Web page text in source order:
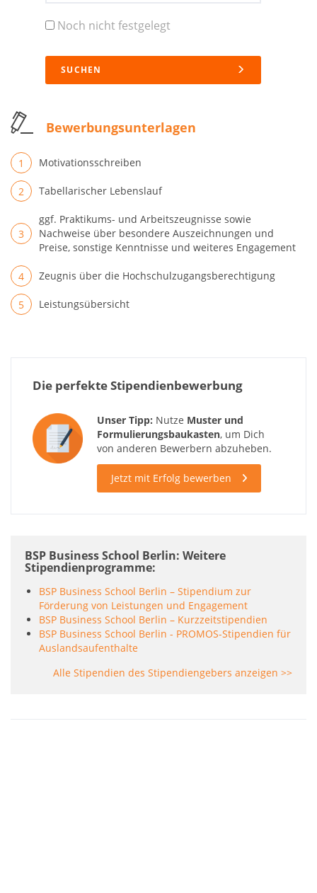
Noch nicht festgelegt
SUCHEN
Bewerbungsunterlagen
Motivationsschreiben
Tabellarischer Lebenslauf
ggf. Praktikums- und Arbeitszeugnisse sowie
Nachweise über besondere Auszeichnungen und
Preise, sonstige Kenntnisse und weiteres Engagement
Zeugnis über die Hochschulzugangsberechtigung
Leistungsübersicht
Die perfekte Stipendienbewerbung
Unser Tipp: Nutze Muster und
Formulierungsbaukasten, um Dich
von anderen Bewerbern abzuheben.
Jetzt mit Erfolg bewerben
BSP Business School Berlin: Weitere
Stipendienprogramme
BSP Business School Berlin – Stipendium zur
Förderung von Leistungen und Engagement
BSP Business School Berlin – Kurzzeitstipendien
BSP Business School Berlin - PROMOS-Stipendien für
Auslandsaufenthalte
Alle Stipendien des Stipendiengebers anzeigen >>